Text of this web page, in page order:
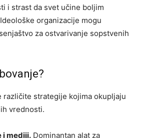
i strast da svet učine boljim
organizacije mogu
za ostvarivanje sopstvenih
različite strategije kojima okupljaju
vrednosti.
i mediji. Dominantan alat za